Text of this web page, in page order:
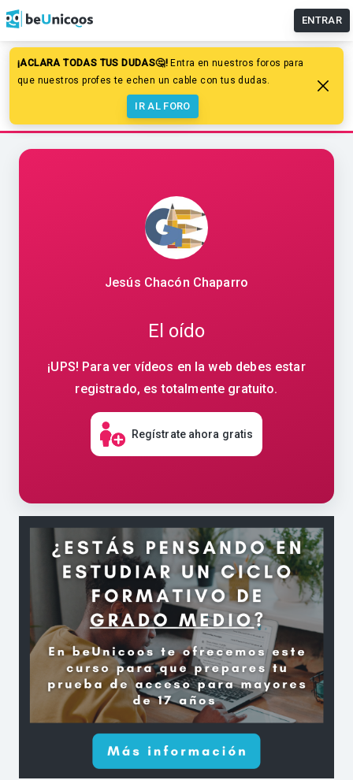
ENTRAR
¡ACLARA TODAS TUS DUDAS🤔! Entra en nuestros foros para
que nuestros profes te echen un cable con tus dudas.
IR AL FORO
Educación primaria
Ciencias Naturales
Función de relación: Los órganos de los sentidos
Jesús Chacón Chaparro
El oído
¡UPS! Para ver vídeos en la web debes estar
registrado, es totalmente gratuito.
Regístrate ahora gratis